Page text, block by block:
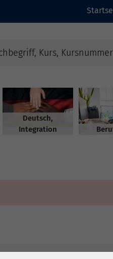
Deutsch,
Integration